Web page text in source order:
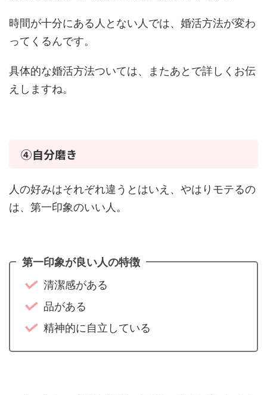
時間が十分にある人とない人では、婚活方法が変わ
ってくるんです。
具体的な婚活方法ついては、またあとで詳しくお伝
えしますね。
④自分磨き
人の好みはそれぞれ違うとはいえ、やはりモテるの
は、第一印象のいい人。
第一印象が良い人の特徴
清潔感がある
品がある
精神的に自立している